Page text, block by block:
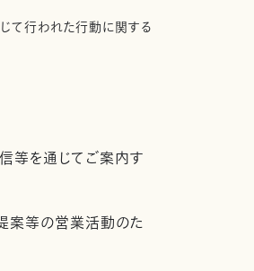
て行われた行動に関する
信等を通じてご案内す
案等の営業活動のた